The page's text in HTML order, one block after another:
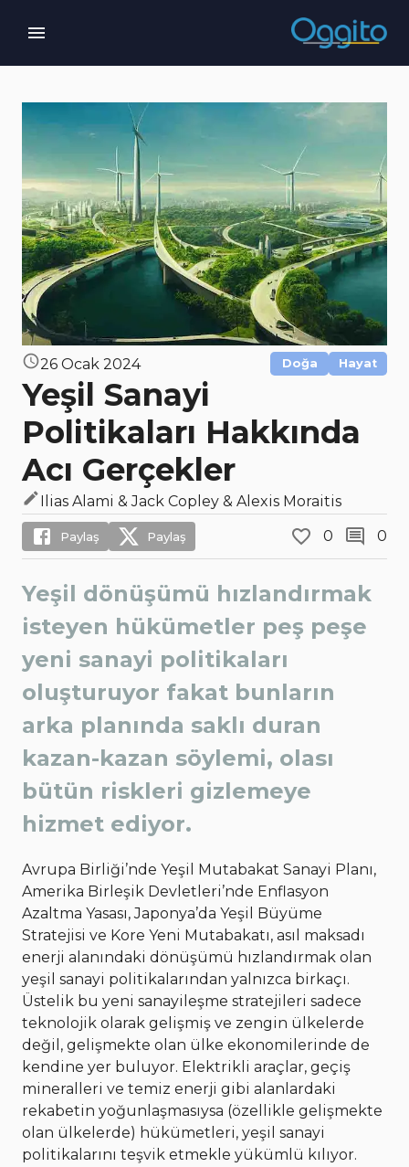
26 Ocak 2024 Doğa Hayat
Yeşil Sanayi
Politikaları Hakkında
Acı Gerçekler
Ilias Alami & Jack Copley & Alexis Moraitis
Paylaş Paylaş 0 0
Yeşil dönüşümü hızlandırmak
isteyen hükümetler peş peşe
yeni sanayi politikaları
oluşturuyor fakat bunların
arka planında saklı duran
kazan-kazan söylemi, olası
bütün riskleri gizlemeye
hizmet ediyor.
Avrupa Birliği’nde Yeşil Mutabakat Sanayi Planı,
Amerika Birleşik Devletleri’nde Enflasyon
Azaltma Yasası, Japonya’da Yeşil Büyüme
Stratejisi ve Kore Yeni Mutabakatı, asıl maksadı
enerji alanındaki dönüşümü hızlandırmak olan
yeşil sanayi politikalarından yalnızca birkaçı.
Üstelik bu yeni sanayileşme stratejileri sadece
teknolojik olarak gelişmiş ve zengin ülkelerde
değil, gelişmekte olan ülke ekonomilerinde de
kendine yer buluyor. Elektrikli araçlar, geçiş
mineralleri ve temiz enerji gibi alanlardaki
rekabetin yoğunlaşmasıysa (özellikle gelişmekte
olan ülkelerde) hükümetleri, yeşil sanayi
politikalarını teşvik etmekle yükümlü kılıyor.